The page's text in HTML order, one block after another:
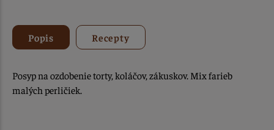
Popis Recepty
Posyp na ozdobenie torty, koláčov, zákuskov. Mix farieb
malých perličiek.